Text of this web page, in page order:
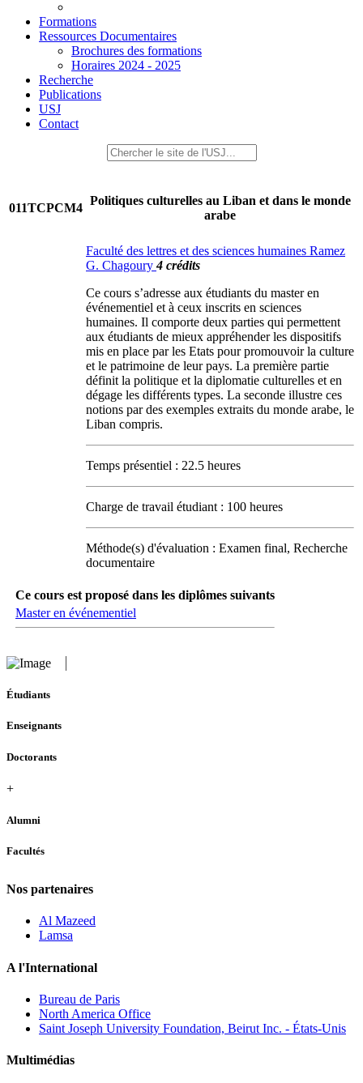
Formations
Ressources Documentaires
Brochures des formations
Horaires 2024 - 2025
Recherche
Publications
USJ
Contact
011TCPCM4
Politiques culturelles au Liban et dans le monde
arabe
Faculté des lettres et des sciences humaines Ramez
G. Chagoury4 crédits
Ce cours s’adresse aux étudiants du master en
événementiel et à ceux inscrits en sciences
humaines. Il comporte deux parties qui permettent
aux étudiants de mieux appréhender les dispositifs
mis en place par les Etats pour promouvoir la culture
et le patrimoine de leur pays. La première partie
définit la politique et la diplomatie culturelles et en
dégage les différents types. La seconde illustre ces
notions par des exemples extraits du monde arabe, le
Liban compris.
Temps présentiel : 22.5 heures
Charge de travail étudiant : 100 heures
Méthode(s) d'évaluation : Examen final, Recherche
documentaire
Ce cours est proposé dans les diplômes suivants
Master en événementiel
Étudiants
Enseignants
Doctorants
+
Alumni
Facultés
Nos partenaires
Al Mazeed
Lamsa
A l'International
Bureau de Paris
North America Office
Saint Joseph University Foundation, Beirut Inc. - États-Unis
Multimédias